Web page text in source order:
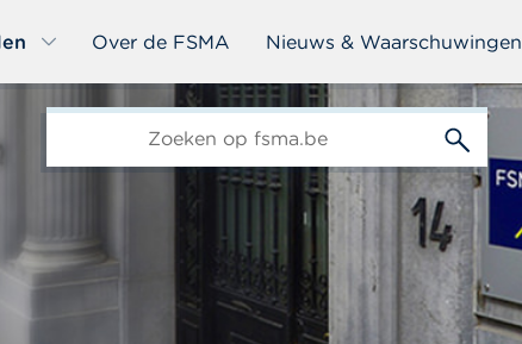
Over de FSMA Nieuws & Waarschuwingen